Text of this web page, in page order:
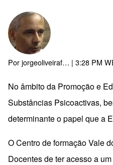
Porjorgeoliveiraf… | 3:28 PM
No âmbito da Promoção e
Substâncias Psicoactivas,
determinante o papel que a
O Centro de formação Vale
Docentes de ter acesso a